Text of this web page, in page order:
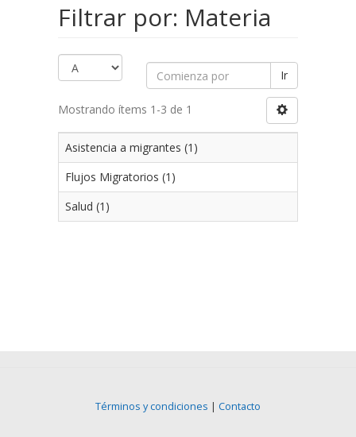
Filtrar por: Materia
Ir
Mostrando ítems 1-3 de 1
Asistencia a migrantes (1)
Flujos Migratorios (1)
Salud (1)
Términos y condiciones | Contacto